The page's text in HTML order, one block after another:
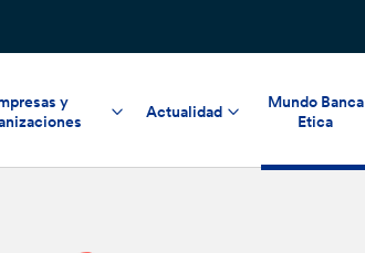
y
Actualidad
Mundo Banca
Etica